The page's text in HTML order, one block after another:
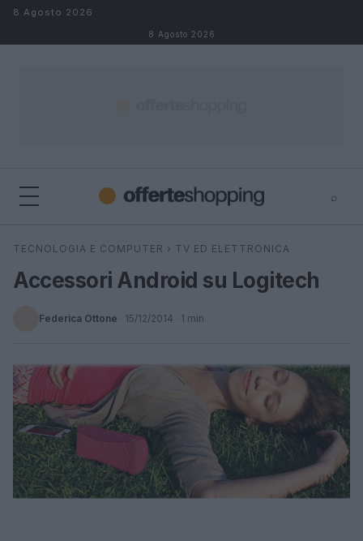
Salta al contenuto
8 Agosto 2026
8 Agosto 2026
⌕
Cerca
TECNOLOGIA E COMPUTER › TV ED ELETTRONICA
Accessori Android su Logitech
Federica Ottone · 15/12/2014 · 1 min